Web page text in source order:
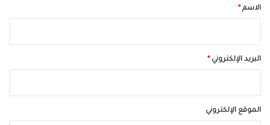
*الاسم *
البريد الإلكتروني *
الموقع الإلكتروني